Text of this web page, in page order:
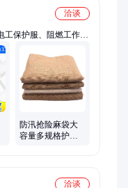
洽谈
工保护服、阻燃工作
防护劳保服、双重隔
防汛抢险麻袋大
容量多规格护坡
洽谈